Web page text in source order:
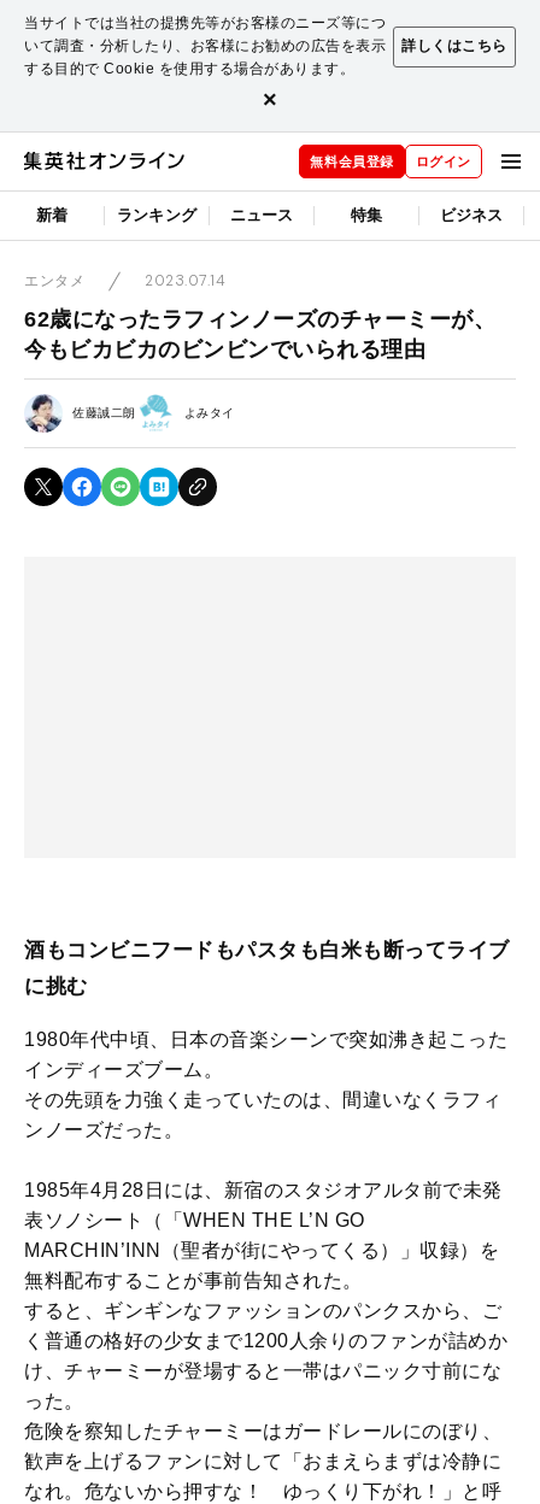
当サイトでは当社の提携先等がお客様のニーズ等につ
いて調査・分析したり、お客様にお勧めの広告を表示
する目的で Cookie を使用する場合があります。
詳しくはこちら
×
無料会員登録 ログイン
新着 ランキング ニュース 特集 ビジネス
エンタメ 2023.07.14
62歳になったラフィンノーズのチャーミーが、
今もビカビカのビンビンでいられる理由
佐藤誠二朗 よみタイ
酒もコンビニフードもパスタも白米も断ってライブ
に挑む
1980年代中頃、日本の音楽シーンで突如沸き起こった
インディーズブーム。
その先頭を力強く走っていたのは、間違いなくラフィ
ンノーズだった。
1985年4月28日には、新宿のスタジオアルタ前で未発
表ソノシート（「WHEN THE L’N GO
MARCHIN’INN（聖者が街にやってくる）」収録）を
無料配布することが事前告知された。
すると、ギンギンなファッションのパンクスから、ご
く普通の格好の少女まで1200人余りのファンが詰めか
け、チャーミーが登場すると一帯はパニック寸前にな
った。
危険を察知したチャーミーはガードレールにのぼり、
歓声を上げるファンに対して「おまえらまずは冷静に
なれ。危ないから押すな！ ゆっくり下がれ！」と呼